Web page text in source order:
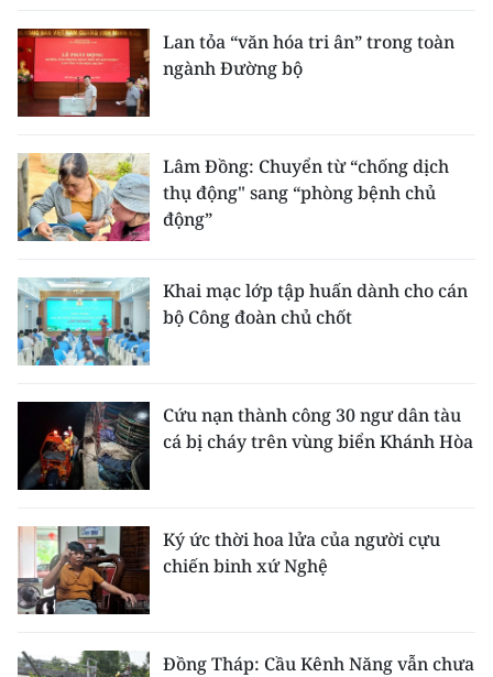
Lan tỏa “văn hóa tri ân” trong toàn
ngành Đường bộ
Lâm Đồng: Chuyển từ “chống dịch
thụ động" sang “phòng bệnh chủ
động”
Khai mạc lớp tập huấn dành cho cán
bộ Công đoàn chủ chốt
Cứu nạn thành công 30 ngư dân tàu
cá bị cháy trên vùng biển Khánh Hòa
Ký ức thời hoa lửa của người cựu
chiến binh xứ Nghệ
Đồng Tháp: Cầu Kênh Năng vẫn chưa